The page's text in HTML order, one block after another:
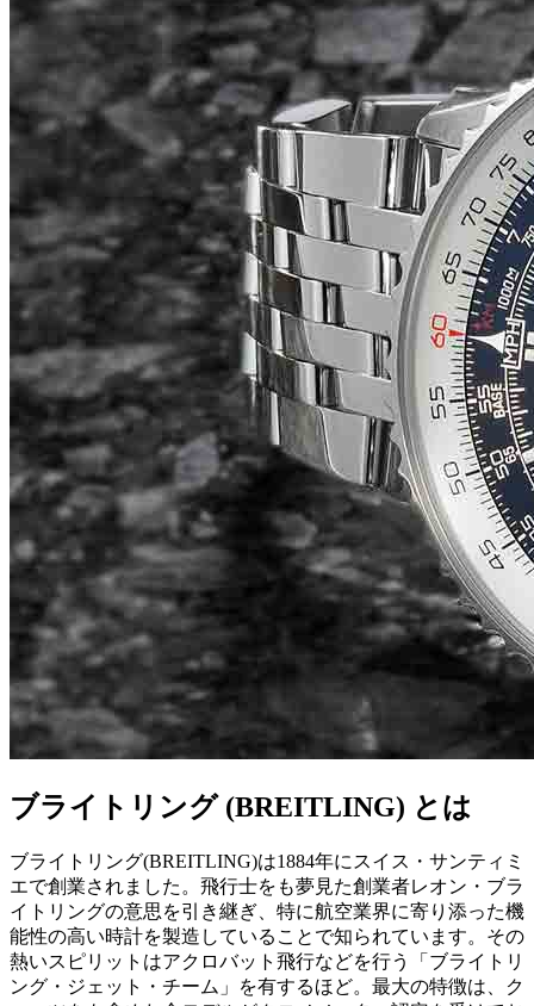
ブライトリング (BREITLING) とは
ブライトリング(BREITLING)は1884年にスイス・サンティミ
エで創業されました。飛行士をも夢見た創業者レオン・ブラ
イトリングの意思を引き継ぎ、特に航空業界に寄り添った機
能性の高い時計を製造していることで知られています。その
熱いスピリットはアクロバット飛行などを行う「ブライトリ
ング・ジェット・チーム」を有するほど。最大の特徴は、ク